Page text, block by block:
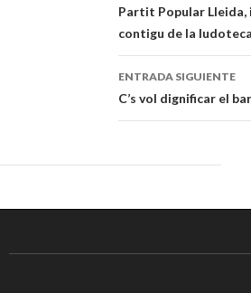
Navegación
de
entradas
Partit Popular Lleida,
contigu de la
ENTRADA SIGUIENTE
C’s vol dignificar el